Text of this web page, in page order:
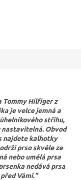
Tommy Hilfiger z
je velce jemná a
střihu,
nastavitelná. Obvod
najdete kalhotky
prso skvěle ze
nebo umělá prsa
nedává prsa
Vámi."